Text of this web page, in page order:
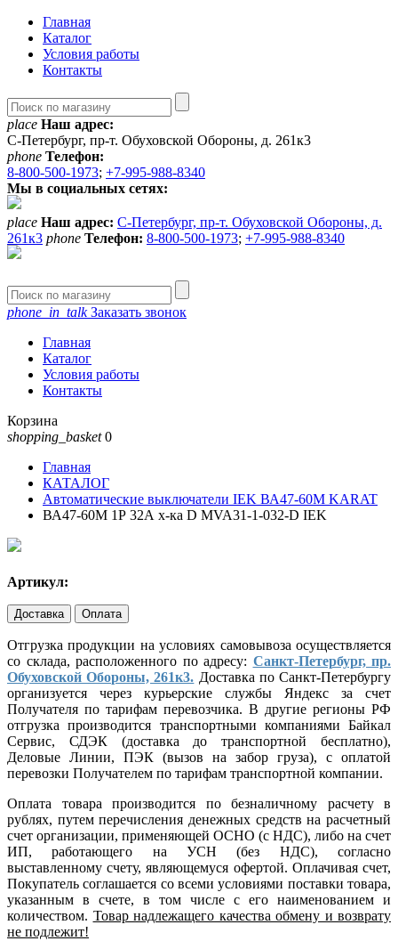
Главная
Каталог
Условия работы
Контакты
place Наш адрес:
С-Петербург, пр-т. Обуховской Обороны, д. 261к3
phone Телефон:
8-800-500-1973; +7-995-988-8340
Мы в социальных сетях:
place Наш адрес: С-Петербург, пр-т. Обуховской Обороны, д.
261к3 phone Телефон: 8-800-500-1973; +7-995-988-8340
phone_in_talkЗаказать звонок
Главная
Каталог
Условия работы
Контакты
Корзина
shopping_basket 0
Главная
КАТАЛОГ
Автоматические выключатели IEK ВА47-60М KARAT
ВА47-60М 1Р 32А х-ка D MVA31-1-032-D IEK
Артикул:
Доставка Оплата
Отгрузка продукции на условиях самовывоза осуществляется
со склада, расположенного по адресу: Санкт-Петербург, пр.
Обуховской Обороны, 261к3. Доставка по Санкт-Петербургу
организуется через курьерские службы Яндекс за счет
Получателя по тарифам перевозчика. В другие регионы РФ
отгрузка производится транспортными компаниями Байкал
Сервис, СДЭК (доставка до транспортной бесплатно),
Деловые Линии, ПЭК (вызов на забор груза), с оплатой
перевозки Получателем по тарифам транспортной компании.
Оплата товара производится по безналичному расчету в
рублях, путем перечисления денежных средств на расчетный
счет организации, применяющей ОСНО (с НДС), либо на счет
ИП, работающего на УСН (без НДС), согласно
выставленному счету, являющемуся офертой. Оплачивая счет,
Покупатель соглашается со всеми условиями поставки товара,
указанным в счете, в том числе с его наименованием и
количеством. Товар надлежащего качества обмену и возврату
не подлежит!